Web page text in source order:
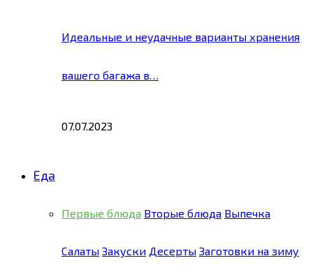
Идеальные и неудачные варианты хранения
вашего багажа в…
07.07.2023
Еда
Первые блюда Вторые блюда Выпечка
Салаты Закуски Десерты Заготовки на зиму